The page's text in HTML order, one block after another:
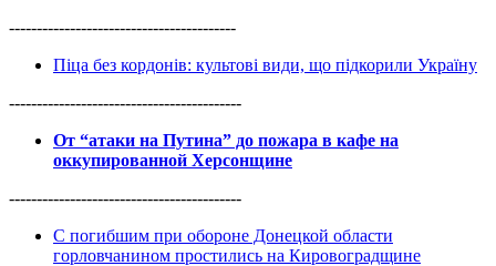
-----------------------------------------
Піца без кордонів: культові види, що підкорили Україну
------------------------------------------
От “атаки на Путина” до пожара в кафе на
оккупированной Херсонщине
------------------------------------------
С погибшим при обороне Донецкой области
горловчанином простились на Кировоградщине